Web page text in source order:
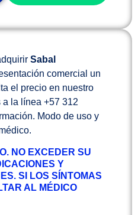
Sabal
comercial un
el precio en nuestro
la línea +57 312
Modo de uso y
NO EXCEDER SU
Y
SI LOS SÍNTOMAS
AL MÉDICO